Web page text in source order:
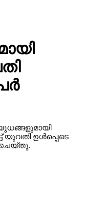
യുവതി ഉള്‍പ്പെടെ
ചെയ്തു.